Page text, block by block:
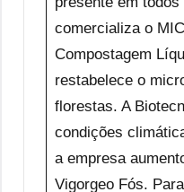
comercializa o
Compostagem
restabelece o
florestas. A
condições
a empresa
Vigorgeo Fós.